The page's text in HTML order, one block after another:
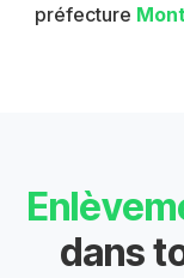
préfecture
dans